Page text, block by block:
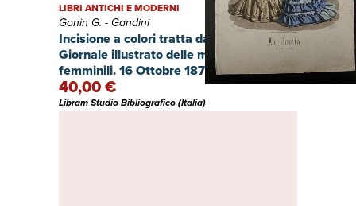
Incisione a colori tratta da "La novit?.
Giornale illustrato delle mode e dei lavori
femminili. 16 Ottobre 1873".
LIBRI ANTICHI E MODERNI
Gonin G. - Gandini
40,00 €
Libram Studio Bibliografico (Italia)